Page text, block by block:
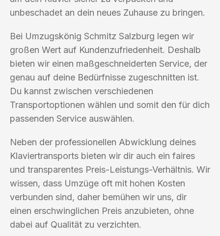
unbeschadet an dein neues Zuhause zu bringen.
Bei Umzugskönig Schmitz Salzburg legen wir
großen Wert auf Kundenzufriedenheit. Deshalb
bieten wir einen maßgeschneiderten Service, der
genau auf deine Bedürfnisse zugeschnitten ist.
Du kannst zwischen verschiedenen
Transportoptionen wählen und somit den für dich
passenden Service auswählen.
Neben der professionellen Abwicklung deines
Klaviertransports bieten wir dir auch ein faires
und transparentes Preis-Leistungs-Verhältnis. Wir
wissen, dass Umzüge oft mit hohen Kosten
verbunden sind, daher bemühen wir uns, dir
einen erschwinglichen Preis anzubieten, ohne
dabei auf Qualität zu verzichten.